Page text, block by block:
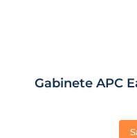
Gabinete APC